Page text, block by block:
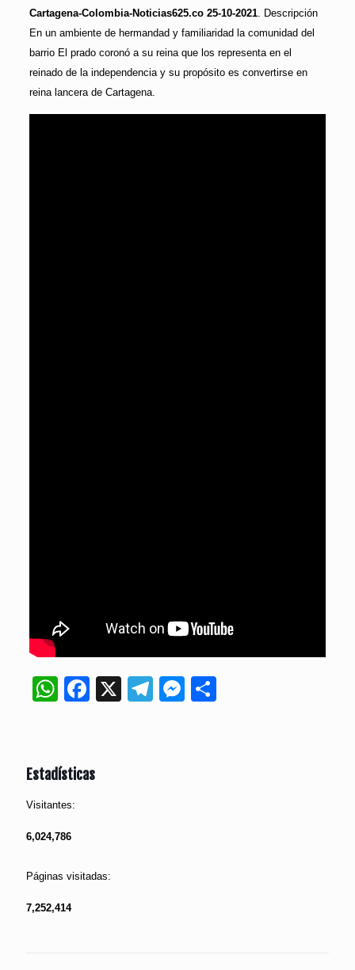
Cartagena-Colombia-Noticias625.co 25-10-2021. Descripción
En un ambiente de hermandad y familiaridad la comunidad del
barrio El prado coronó a su reina que los representa en el
reinado de la independencia y su propósito es convertirse en
reina lancera de Cartagena.
WhatsApp
Facebook
X Telegram
Messenger
Estadísticas
Visitantes:
6,024,786
Páginas visitadas:
7,252,414